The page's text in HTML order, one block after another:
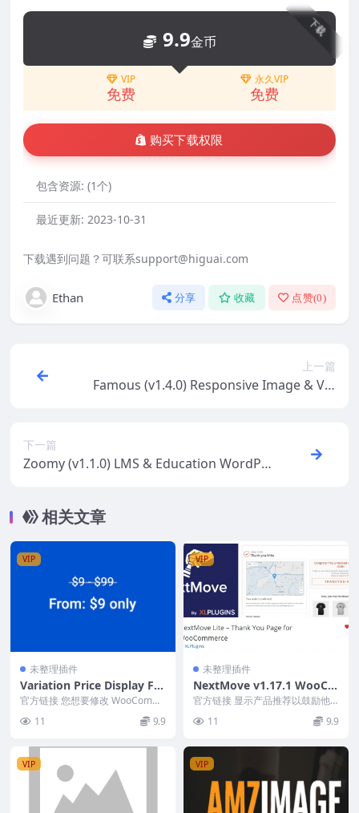
下载
9.9金币
VIP
免费
永久VIP
免费
购买下载权限
包含资源: (1个)
最近更新: 2023-10-31
下载遇到问题？可联系support@higuai.com
Ethan 分享 收藏 点赞(0)
上一篇
Famous (v1.4.0) Responsive Image & Vid
下一篇
Zoomy (v1.1.0) LMS & Education WordPr
相关文章
VIP
未整理插件
Variation Price Display For
WooCommerce Pro v1.1.5
官方链接 您想要修改 WooComm
erce 变体价格范围在商店中的显
示方式吗？...
11 9.9
VIP
未整理插件
NextMove v1.17.1 WooCo
mmerce Thank You Page
官方链接 显示产品推荐以鼓励他
们购买更多与浏览器相比，您的买
家更有可能对产品推荐...
11 9.9
VIP VIP